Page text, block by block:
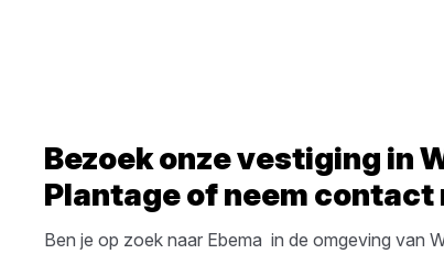
Bezoek onze vestiging in
Plantageof neem contact
Ben je op zoek naar Ebema in de omgeving van